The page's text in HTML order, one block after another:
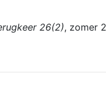
26(2), zomer